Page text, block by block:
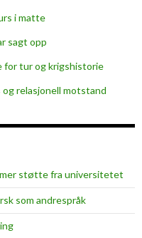
e
f
l
k
g
r
e
i matte
sagt opp
for tur og krigshistorie
relasjonell motstand
støtte fra universitetet
som andrespråk